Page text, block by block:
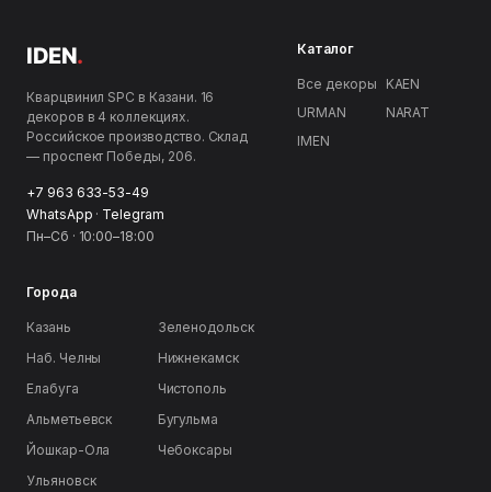
IDEN.
Кварцвинил SPC в Казани. 16
декоров в 4 коллекциях.
Российское производство. Склад
— проспект Победы, 206.
+7 963 633-53-49
WhatsApp · Telegram
Пн–Сб · 10:00–18:00
Каталог
Все декоры
KAEN
URMAN
NARAT
IMEN
Города
Казань
Зеленодольск
Наб. Челны
Нижнекамск
Елабуга
Чистополь
Альметьевск
Бугульма
Йошкар-Ола
Чебоксары
Ульяновск